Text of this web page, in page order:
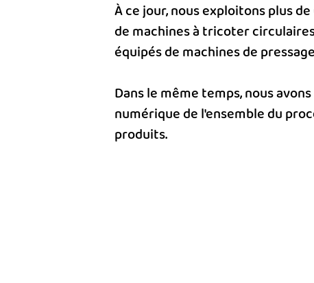
À ce jour, nous exploitons plus
de machines à tricoter
équipés de machines de
Dans le même temps, nous
numérique de l'ensemble du
produits.